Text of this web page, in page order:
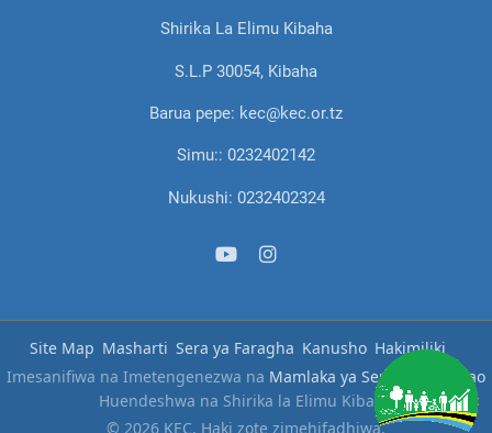
Shirika La Elimu Kibaha
S.L.P 30054, Kibaha
Barua pepe: kec@kec.or.tz
Simu:: 0232402142
Nukushi: 0232402324
Site Map Masharti Sera ya Faragha Kanusho Hakimiliki
Imesanifiwa na Imetengenezwa na Mamlaka ya Serikali Mtandao
Huendeshwa na Shirika la Elimu Kibaha
© 2026 KEC, Haki zote zimehifadhiwa.